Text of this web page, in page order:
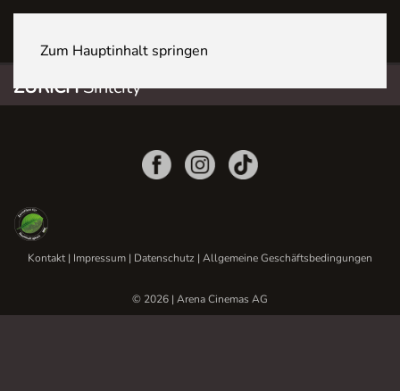
Zum Hauptinhalt springen
ZÜRICHSihlcity
Kontakt| Impressum | Datenschutz | Allgemeine Geschäftsbedingungen
© 2026 | Arena Cinemas AG